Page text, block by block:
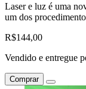
Laser e luz é uma
um dos
R$144,00
Vendido e entregue
Comprar